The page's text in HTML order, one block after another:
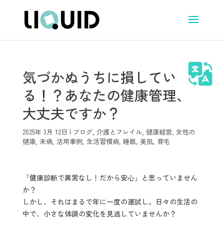
気づかぬうちに損してい
る！？あなたの健康管理、
大丈夫ですか？
2025年 3月 12日 | ブログ, 介護とフレイル, 健康経営, 女性の
健康, 未病, 活用事例, 生活習慣病, 睡眠, 美肌, 育毛
「健康診断で異常なし！だから安心」と思っていません
か？
しかし、それはまるで年に一度の運試し。日々の生活の
中で、小さな体調の変化を見逃していませんか？